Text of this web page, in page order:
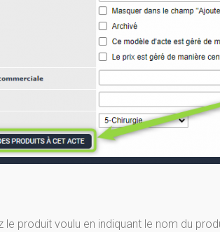
le produit voulu en indiquant le nom du